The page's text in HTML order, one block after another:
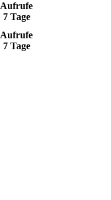
Aufrufe
7 Tage
Aufrufe
7 Tage